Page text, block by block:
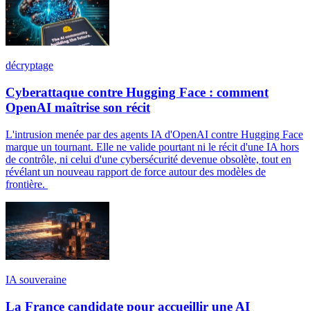
décryptage
Cyberattaque contre Hugging Face : comment
OpenAI maîtrise son récit
L'intrusion menée par des agents IA d'OpenAI contre Hugging Face
marque un tournant. Elle ne valide pourtant ni le récit d'une IA hors
de contrôle, ni celui d'une cybersécurité devenue obsolète, tout en
révélant un nouveau rapport de force autour des modèles de
frontière.
IA souveraine
La France candidate pour accueillir une AI